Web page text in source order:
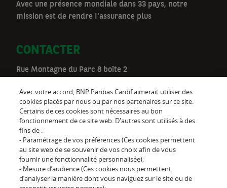
Avec une présence mondiale dans 33 pays, notre
mission est de rendre I'assurance plus
CONTACTER
Rue Montagne du Parc 8 boîte 2
Téléphone:02 528 00 03
be.customer@cardif.be
Suivez-nous sur
Avec votre accord, BNP Paribas Cardif aimerait utiliser des
cookies placés par nous ou par nos partenaires sur ce site.
Certains de ces cookies sont nécessaires au bon
fonctionnement de ce site web. D'autres sont utilisés à des
fins de :
- Paramétrage de vos préférences (Ces cookies permettent
au site web de se souvenir de vos choix afin de vous
fournir une fonctionnalité personnalisée);
- Mesure d’audience (Ces cookies nous permettent,
d’analyser la manière dont vous naviguez sur le site ou de